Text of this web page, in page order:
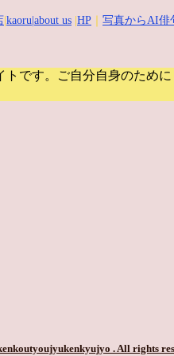
kaoru |about us HP 写真からAI俳
です。
ご自分自身のため
. All rights